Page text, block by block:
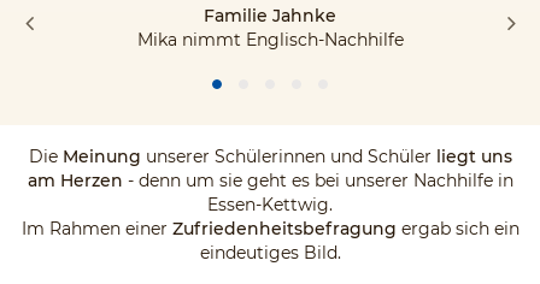
Familie Jahnke
Mika nimmt Englisch-Nachhilfe
Die Meinung unserer Schülerinnen und Schüler liegt uns
am Herzen - denn um sie geht es bei unserer Nachhilfe in
Essen-Kettwig.
Im Rahmen einer Zufriedenheitsbefragung ergab sich ein
eindeutiges Bild.